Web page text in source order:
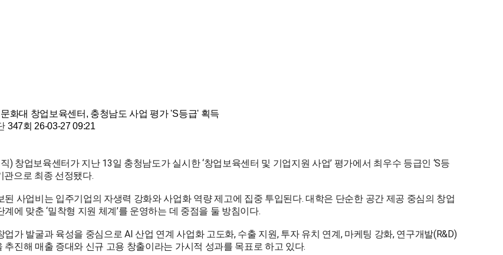
화대 창업보육센터, 충청남도 사업 평가 'S등급' 획득
347회 26-03-27 09:21
) 창업보육센터가 지난 13일 충청남도가 실시한 ‘창업보육센터 및 기업지원 사업’ 평가에서 최우수 등급인 ‘S등
관으로 최종 선정됐다.
된 사업비는 입주기업의 자생력 강화와 사업화 역량 제고에 집중 투입된다. 대학은 단순한 공간 제공 중심의 창업
에 맞춘 ‘밀착형 지원 체계’를 운영하는 데 중점을 둘 방침이다.
가 발굴과 육성을 중심으로 AI 산업 연계 사업화 고도화, 수출 지원, 투자 유치 연계, 마케팅 강화, 연구개발(R&D)
추진해 매출 증대와 신규 고용 창출이라는 가시적 성과를 목표로 하고 있다.